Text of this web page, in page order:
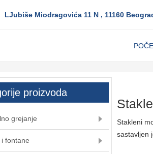
LJubiše Miodragovića 11 N , 11160
proizvoda
grejanje
i fontane
Stakleni
sastavljen